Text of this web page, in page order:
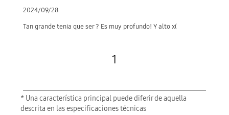
2024/09/28
Tan grande tenia que ser ? Es muy profundo! Y alto x(
1
* Una característica principal puede diferir de aquella
descrita en las especificaciones técnicas